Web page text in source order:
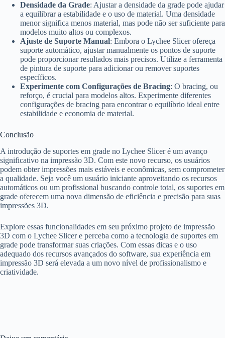
Densidade da Grade: Ajustar a densidade da grade pode ajudar
a equilibrar a estabilidade e o uso de material. Uma densidade
menor significa menos material, mas pode não ser suficiente para
modelos muito altos ou complexos.
Ajuste de Suporte Manual: Embora o Lychee Slicer ofereça
suporte automático, ajustar manualmente os pontos de suporte
pode proporcionar resultados mais precisos. Utilize a ferramenta
de pintura de suporte para adicionar ou remover suportes
específicos.
Experimente com Configurações de Bracing: O bracing, ou
reforço, é crucial para modelos altos. Experimente diferentes
configurações de bracing para encontrar o equilíbrio ideal entre
estabilidade e economia de material.
Conclusão
A introdução de suportes em grade no Lychee Slicer é um avanço
significativo na impressão 3D. Com este novo recurso, os usuários
podem obter impressões mais estáveis e econômicas, sem comprometer
a qualidade. Seja você um usuário iniciante aproveitando os recursos
automáticos ou um profissional buscando controle total, os suportes em
grade oferecem uma nova dimensão de eficiência e precisão para suas
impressões 3D.
Explore essas funcionalidades em seu próximo projeto de impressão
3D com o Lychee Slicer e perceba como a tecnologia de suportes em
grade pode transformar suas criações. Com essas dicas e o uso
adequado dos recursos avançados do software, sua experiência em
impressão 3D será elevada a um novo nível de profissionalismo e
criatividade.